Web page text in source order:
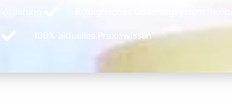
100% aktuelles Praxiswissen